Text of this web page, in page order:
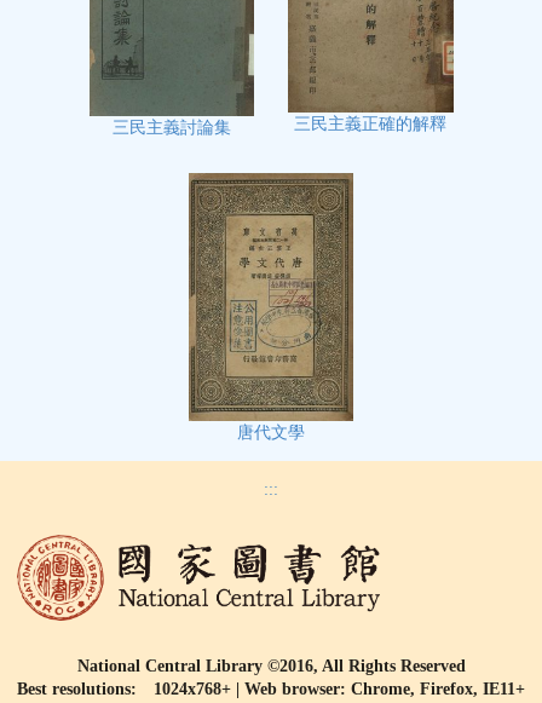
三民主義討論集 三民主義正確的解釋
唐代文學
:::
National Central Library ©2016, All Rights Reserved
Best resolutions: 1024x768+ | Web browser: Chrome, Firefox, IE11+